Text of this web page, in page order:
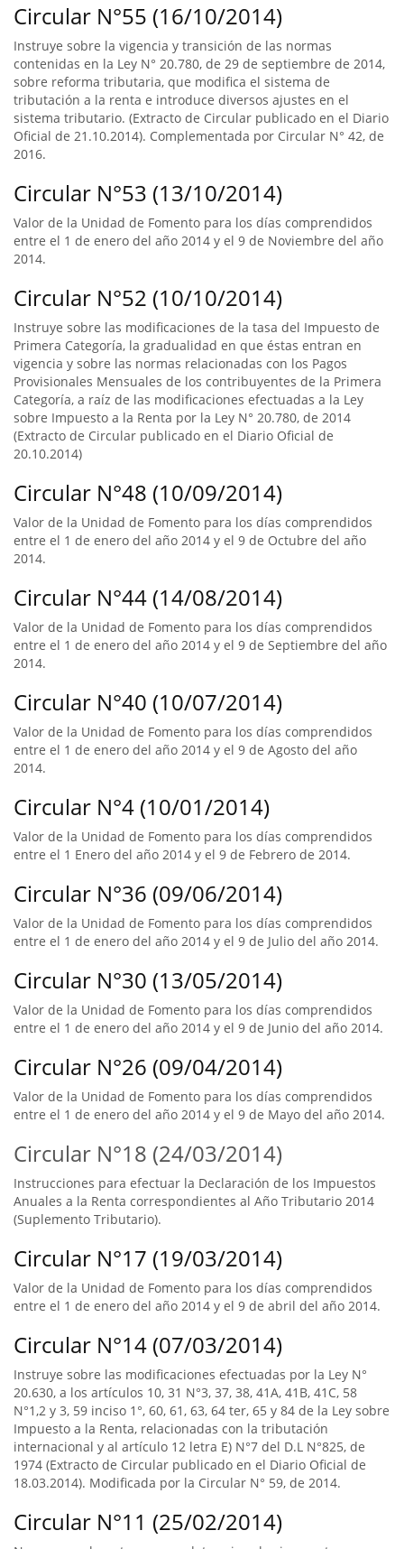
Circular N°55 (16/10/2014)
Instruye sobre la vigencia y transición de las normas
contenidas en la Ley N° 20.780, de 29 de septiembre de 2014,
sobre reforma tributaria, que modifica el sistema de
tributación a la renta e introduce diversos ajustes en el
sistema tributario. (Extracto de Circular publicado en el Diario
Oficial de 21.10.2014). Complementada por Circular N° 42, de
2016.
Circular N°53 (13/10/2014)
Valor de la Unidad de Fomento para los días comprendidos
entre el 1 de enero del año 2014 y el 9 de Noviembre del año
2014.
Circular N°52 (10/10/2014)
Instruye sobre las modificaciones de la tasa del Impuesto de
Primera Categoría, la gradualidad en que éstas entran en
vigencia y sobre las normas relacionadas con los Pagos
Provisionales Mensuales de los contribuyentes de la Primera
Categoría, a raíz de las modificaciones efectuadas a la Ley
sobre Impuesto a la Renta por la Ley N° 20.780, de 2014
(Extracto de Circular publicado en el Diario Oficial de
20.10.2014)
Circular N°48 (10/09/2014)
Valor de la Unidad de Fomento para los días comprendidos
entre el 1 de enero del año 2014 y el 9 de Octubre del año
2014.
Circular N°44 (14/08/2014)
Valor de la Unidad de Fomento para los días comprendidos
entre el 1 de enero del año 2014 y el 9 de Septiembre del año
2014.
Circular N°40 (10/07/2014)
Valor de la Unidad de Fomento para los días comprendidos
entre el 1 de enero del año 2014 y el 9 de Agosto del año
2014.
Circular N°4 (10/01/2014)
Valor de la Unidad de Fomento para los días comprendidos
entre el 1 Enero del año 2014 y el 9 de Febrero de 2014.
Circular N°36 (09/06/2014)
Valor de la Unidad de Fomento para los días comprendidos
entre el 1 de enero del año 2014 y el 9 de Julio del año 2014.
Circular N°30 (13/05/2014)
Valor de la Unidad de Fomento para los días comprendidos
entre el 1 de enero del año 2014 y el 9 de Junio del año 2014.
Circular N°26 (09/04/2014)
Valor de la Unidad de Fomento para los días comprendidos
entre el 1 de enero del año 2014 y el 9 de Mayo del año 2014.
Circular N°18 (24/03/2014)
Instrucciones para efectuar la Declaración de los Impuestos
Anuales a la Renta correspondientes al Año Tributario 2014
(Suplemento Tributario).
Circular N°17 (19/03/2014)
Valor de la Unidad de Fomento para los días comprendidos
entre el 1 de enero del año 2014 y el 9 de abril del año 2014.
Circular N°14 (07/03/2014)
Instruye sobre las modificaciones efectuadas por la Ley N°
20.630, a los artículos 10, 31 N°3, 37, 38, 41A, 41B, 41C, 58
N°1,2 y 3, 59 inciso 1°, 60, 61, 63, 64 ter, 65 y 84 de la Ley sobre
Impuesto a la Renta, relacionadas con la tributación
internacional y al artículo 12 letra E) N°7 del D.L N°825, de
1974 (Extracto de Circular publicado en el Diario Oficial de
18.03.2014). Modificada por la Circular N° 59, de 2014.
Circular N°11 (25/02/2014)